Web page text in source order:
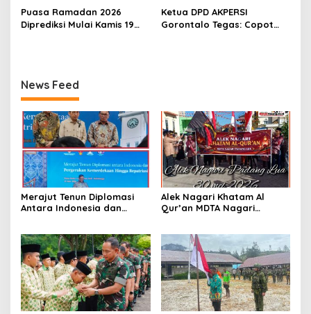
Pesantren Lansia
Harga Beras dan Minyakita
Stabil Selama Ramadhan
dan Lebaran 2026
Puasa Ramadan 2026
Diprediksi Mulai Kamis 19
Ketua DPD AKPERSI
Gorontalo Tegas: Copot
News Feed
Merajut Tenun Diplomasi
Antara Indonesia dan
Alek Nagari Khatam Al
Qur’an MDTA Nagari